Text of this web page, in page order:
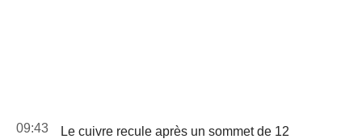
09:43
Le cuivre recule après un sommet de 12